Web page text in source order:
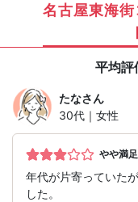
名古屋東海
平均評
たなさん
30代｜女性
やや満足
年代が片寄っていた
した。